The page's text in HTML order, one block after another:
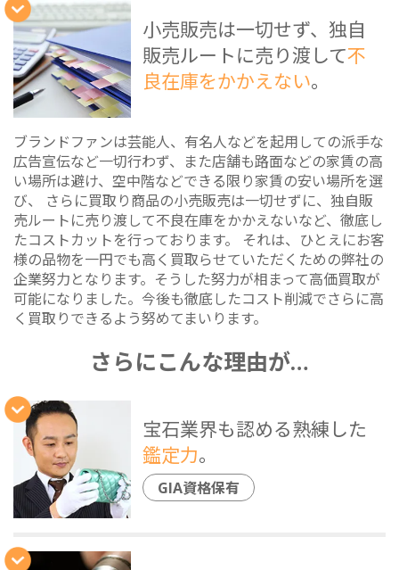
小売販売は一切せず、独自
販売ルートに売り渡して不
良在庫をかかえない。
ブランドファンは芸能人、有名人などを起用しての派手な
広告宣伝など一切行わず、また店舗も路面などの家賃の高
い場所は避け、空中階などできる限り家賃の安い場所を選
び、 さらに買取り商品の小売販売は一切せずに、独自販
売ルートに売り渡して不良在庫をかかえないなど、徹底し
たコストカットを行っております。 それは、ひとえにお客
様の品物を一円でも高く買取らせていただくための弊社の
企業努力となります。そうした努力が相まって高価買取が
可能になりました。今後も徹底したコスト削減でさらに高
く買取りできるよう努めてまいります。
さらにこんな理由が…
宝石業界も認める熟練した
鑑定力。
GIA資格保有